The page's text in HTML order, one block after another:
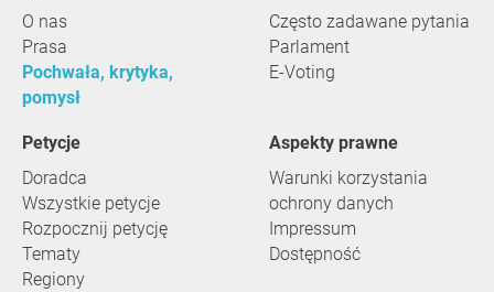
O nas
Prasa
Pochwała, krytyka,
pomysł
Często zadawane pytania
Parlament
E-Voting
Petycje
Doradca
Wszystkie petycje
Rozpocznij petycję
Tematy
Regiony
Aspekty prawne
Warunki korzystania
ochrony danych
Impressum
Dostępność